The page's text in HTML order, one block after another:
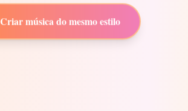
Criar música do mesmo estilo